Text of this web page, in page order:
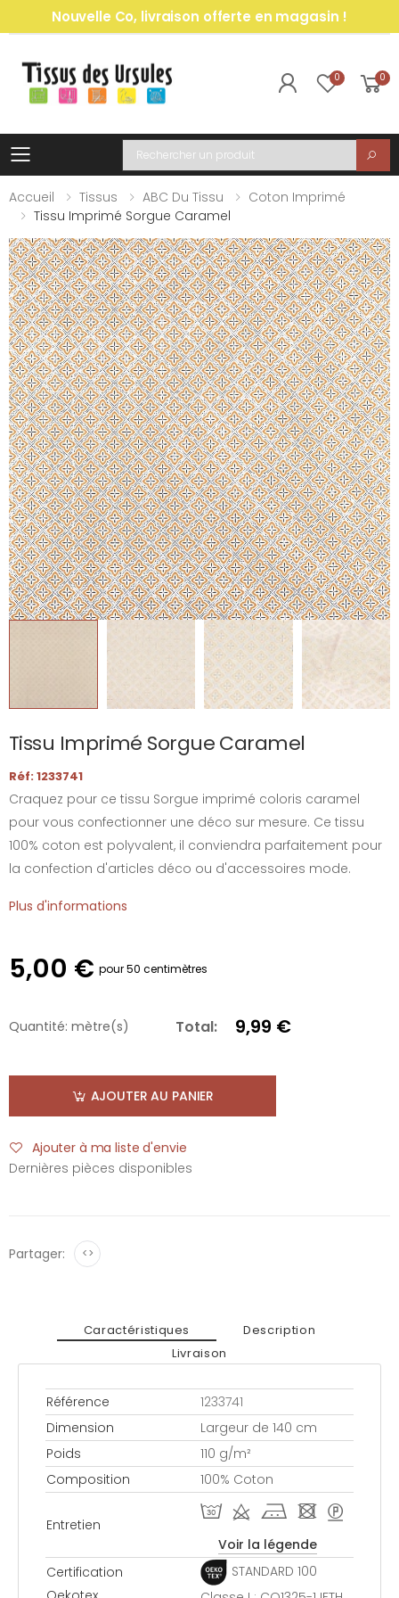
Nouvelle Co, livraison offerte en magasin !
0 0
Toggle mobile menu
Recherche
Accueil
Tissus ABC Du Tissu
Coton Imprimé
Tissu Imprimé Sorgue Caramel
Tissu Imprimé Sorgue Caramel
Réf: 1233741
Craquez pour ce tissu Sorgue imprimé coloris caramel
pour vous confectionner une déco sur mesure. Ce tissu
100% coton est polyvalent, il conviendra parfaitement pour
la confection d'articles déco ou d'accessoires mode.
Plus d'informations
5,00 € pour 50 centimètres
Quantité: mètre(s) Total: 9,99 €
AJOUTER AU PANIER
Ajouter à ma liste d'envie
Dernières pièces disponibles
Partager: <>
Caractéristiques
Description
Livraison
Référence
1233741
Dimension
Largeur de 140 cm
Poids
110 g/m²
Composition
100% Coton
Entretien
T d j - >
Voir la légende
Certification
STANDARD 100